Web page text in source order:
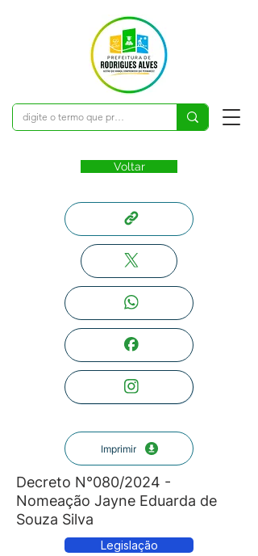
Voltar
Imprimir
Decreto N°080/2024 -
Nomeação Jayne Eduarda de
Souza Silva
Legislação